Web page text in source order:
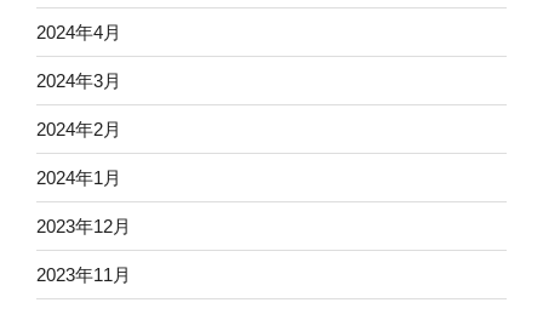
2024年4月
2024年3月
2024年2月
2024年1月
2023年12月
2023年11月